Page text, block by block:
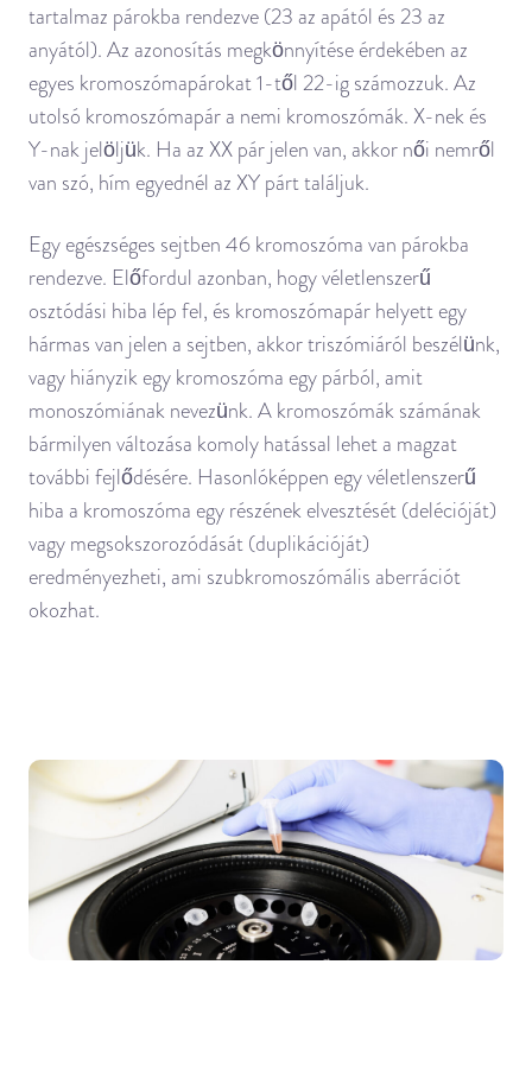
tartalmaz párokba rendezve (23 az apától és 23 az
anyától). Az azonosítás megkönnyítése érdekében az
egyes kromoszómapárokat 1-től 22-ig számozzuk. Az
utolsó kromoszómapár a nemi kromoszómák. X-nek és
Y-nak jelöljük. Ha az XX pár jelen van, akkor női nemről
van szó, hím egyednél az XY párt találjuk.
Egy egészséges sejtben 46 kromoszóma van párokba
rendezve. Előfordul azonban, hogy véletlenszerű
osztódási hiba lép fel, és kromoszómapár helyett egy
hármas van jelen a sejtben, akkor triszómiáról beszélünk,
vagy hiányzik egy kromoszóma egy párból, amit
monoszómiának nevezünk. A kromoszómák számának
bármilyen változása komoly hatással lehet a magzat
további fejlődésére. Hasonlóképpen egy véletlenszerű
hiba a kromoszóma egy részének elvesztését (delécióját)
vagy megsokszorozódását (duplikációját)
eredményezheti, ami szubkromoszómális aberrációt
okozhat.